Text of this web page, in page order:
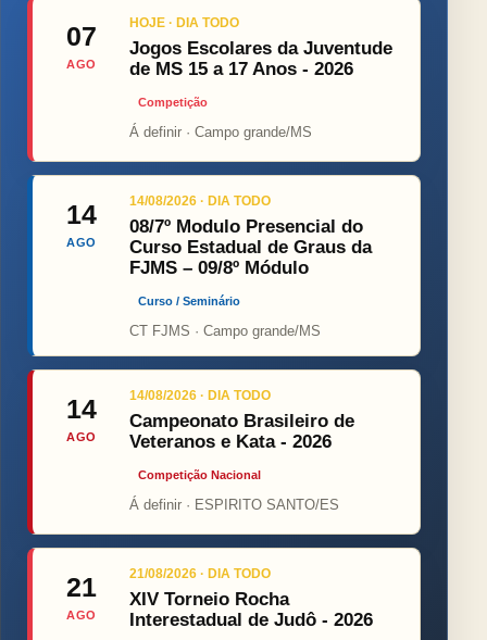
07
AGO
HOJE · DIA TODO
Jogos Escolares da Juventude
de MS 15 a 17 Anos - 2026
Competição
Á definir · Campo grande/MS
14
AGO
14/08/2026 · DIA TODO
08/7º Modulo Presencial do
Curso Estadual de Graus da
FJMS – 09/8º Módulo
Curso / Seminário
CT FJMS · Campo grande/MS
14
AGO
14/08/2026 · DIA TODO
Campeonato Brasileiro de
Veteranos e Kata - 2026
Competição Nacional
Á definir · ESPIRITO SANTO/ES
21
AGO
21/08/2026 · DIA TODO
XIV Torneio Rocha
Interestadual de Judô - 2026